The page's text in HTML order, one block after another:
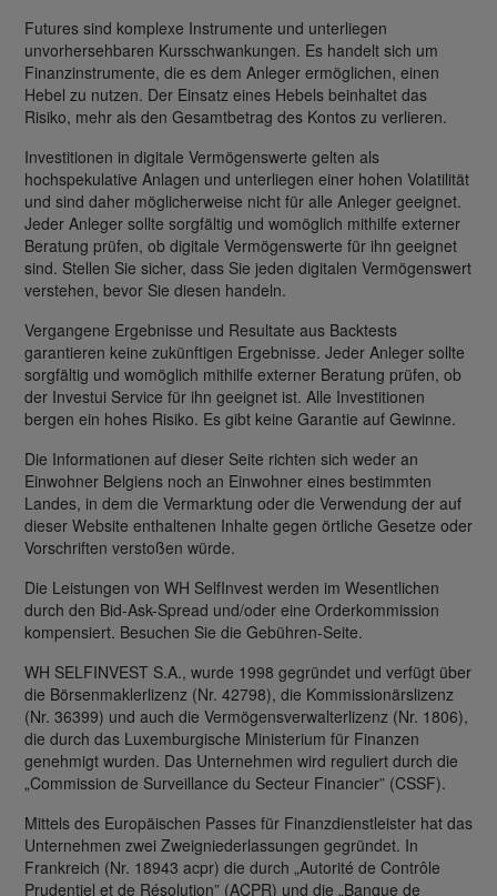
Futures sind komplexe Instrumente und unterliegen
unvorhersehbaren Kursschwankungen. Es handelt sich um
Finanzinstrumente, die es dem Anleger ermöglichen, einen
Hebel zu nutzen. Der Einsatz eines Hebels beinhaltet das
Risiko, mehr als den Gesamtbetrag des Kontos zu verlieren.
Investitionen in digitale Vermögenswerte gelten als
hochspekulative Anlagen und unterliegen einer hohen Volatilität
und sind daher möglicherweise nicht für alle Anleger geeignet.
Jeder Anleger sollte sorgfältig und womöglich mithilfe externer
Beratung prüfen, ob digitale Vermögenswerte für ihn geeignet
sind. Stellen Sie sicher, dass Sie jeden digitalen Vermögenswert
verstehen, bevor Sie diesen handeln.
Vergangene Ergebnisse und Resultate aus Backtests
garantieren keine zukünftigen Ergebnisse. Jeder Anleger sollte
sorgfältig und womöglich mithilfe externer Beratung prüfen, ob
der Investui Service für ihn geeignet ist. Alle Investitionen
bergen ein hohes Risiko. Es gibt keine Garantie auf Gewinne.
Die Informationen auf dieser Seite richten sich weder an
Einwohner Belgiens noch an Einwohner eines bestimmten
Landes, in dem die Vermarktung oder die Verwendung der auf
dieser Website enthaltenen Inhalte gegen örtliche Gesetze oder
Vorschriften verstoßen würde.
Die Leistungen von WH SelfInvest werden im Wesentlichen
durch den Bid-Ask-Spread und/oder eine Orderkommission
kompensiert. Besuchen Sie die Gebühren-Seite.
WH SELFINVEST S.A., wurde 1998 gegründet und verfügt über
die Börsenmaklerlizenz (Nr. 42798), die Kommissionärslizenz
(Nr. 36399) und auch die Vermögensverwalterlizenz (Nr. 1806),
die durch das Luxemburgische Ministerium für Finanzen
genehmigt wurden. Das Unternehmen wird reguliert durch die
„Commission de Surveillance du Secteur Financier” (CSSF).
Mittels des Europäischen Passes für Finanzdienstleister hat das
Unternehmen zwei Zweigniederlassungen gegründet. In
Frankreich (Nr. 18943 acpr) die durch „Autorité de Contrôle
Prudentiel et de Résolution” (ACPR) und die „Banque de